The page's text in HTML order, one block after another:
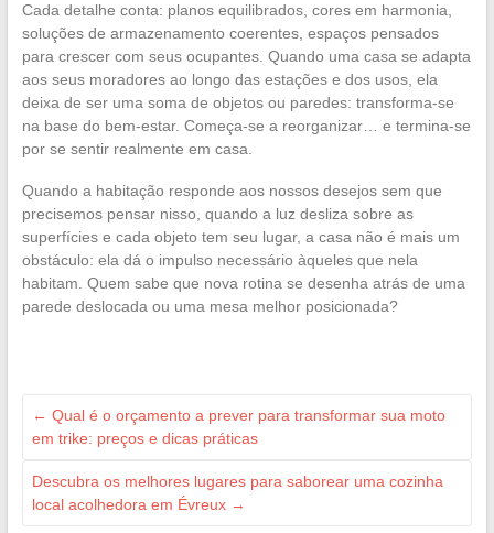
Cada detalhe conta: planos equilibrados, cores em harmonia,
soluções de armazenamento coerentes, espaços pensados
para crescer com seus ocupantes. Quando uma casa se adapta
aos seus moradores ao longo das estações e dos usos, ela
deixa de ser uma soma de objetos ou paredes: transforma-se
na base do bem-estar. Começa-se a reorganizar… e termina-se
por se sentir realmente em casa.
Quando a habitação responde aos nossos desejos sem que
precisemos pensar nisso, quando a luz desliza sobre as
superfícies e cada objeto tem seu lugar, a casa não é mais um
obstáculo: ela dá o impulso necessário àqueles que nela
habitam. Quem sabe que nova rotina se desenha atrás de uma
parede deslocada ou uma mesa melhor posicionada?
← Qual é o orçamento a prever para transformar sua moto
em trike: preços e dicas práticas
Descubra os melhores lugares para saborear uma cozinha
local acolhedora em Évreux →